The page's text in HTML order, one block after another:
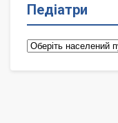
Педіатри
Педіатри